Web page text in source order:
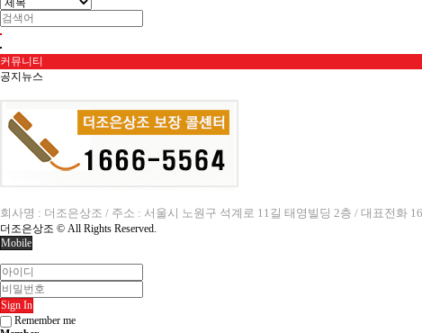
커뮤니티
공지뉴스
회사명 : 더조은상조 / 주소 : 서울시 노원구 석계로 11길 태영빌딩 2층 / 대표전화
더조은상조 © All Rights Reserved.
Mobile
Sign In
Remember me